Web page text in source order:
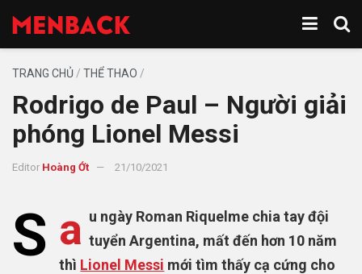
TRANG CHỦ / THỂ THAO /
Rodrigo de Paul – Người giải
phóng Lionel Messi
Editor Hoàng Ớt 21/10/2021
S a u ngày Roman Riquelme chia tay đội
tuyển Argentina, mất đến hơn 10 năm
thì Lionel Messi mới tìm thấy cạ cứng cho